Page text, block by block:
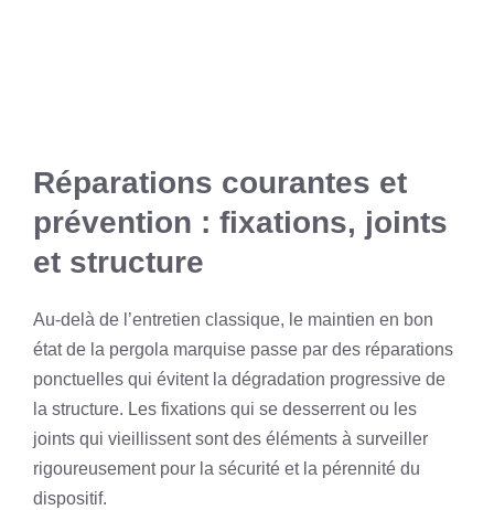
Réparations courantes et
prévention : fixations, joints
et structure
Au-delà de l’entretien classique, le maintien en bon
état de la pergola marquise passe par des réparations
ponctuelles qui évitent la dégradation progressive de
la structure. Les fixations qui se desserrent ou les
joints qui vieillissent sont des éléments à surveiller
rigoureusement pour la sécurité et la pérennité du
dispositif.